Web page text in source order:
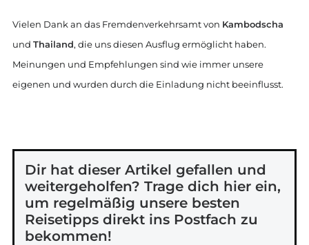
Vielen Dank an das Fremdenverkehrsamt von Kambodscha
und Thailand, die uns diesen Ausflug ermöglicht haben.
Meinungen und Empfehlungen sind wie immer unsere
eigenen und wurden durch die Einladung nicht beeinflusst.
Dir hat dieser Artikel gefallen und
weitergeholfen? Trage dich hier ein,
um regelmäßig unsere besten
Reisetipps direkt ins Postfach zu
bekommen!